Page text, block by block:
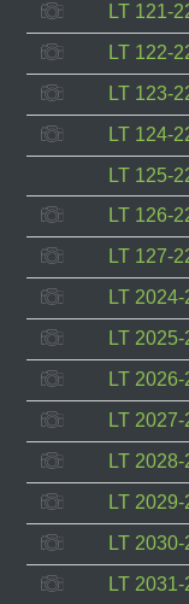
LT 121-
LT 122-
LT 123-
LT 124-
LT 125-
LT 126-
LT 127-
LT
LT
LT
LT
LT
LT
LT
LT